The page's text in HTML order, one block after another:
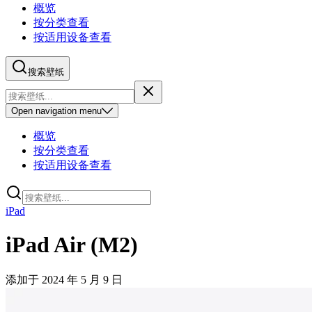
概览
按分类查看
按适用设备查看
搜索壁纸
Open navigation menu
概览
按分类查看
按适用设备查看
iPad
iPad Air (M2)
添加于 2024 年 5 月 9 日